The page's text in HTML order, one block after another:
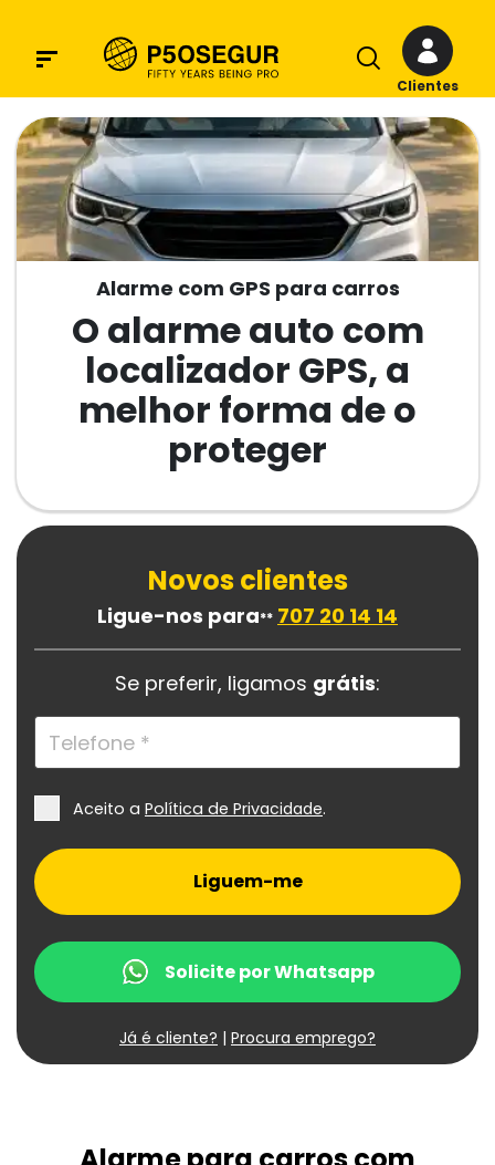
Clientes
Alarme com GPS para carros
O alarme auto com
localizador GPS, a
melhor forma de o
proteger
Novos clientes
Ligue-nos para** 707 20 14 14
Se preferir, ligamos grátis:
Aceito a Política de Privacidade.
Liguem-me
Solicite por Whatsapp
Já é cliente? | Procura emprego?